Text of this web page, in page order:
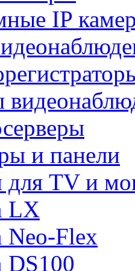
IP
и панели
для TV и
LX
Neo-Flex
DS100